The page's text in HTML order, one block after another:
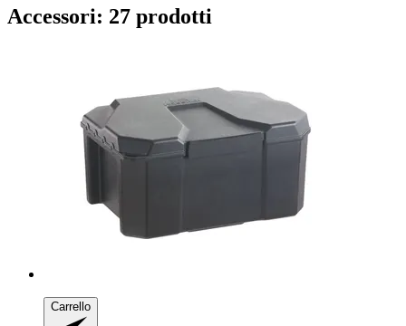
Accessori: 27 prodotti
Carrello